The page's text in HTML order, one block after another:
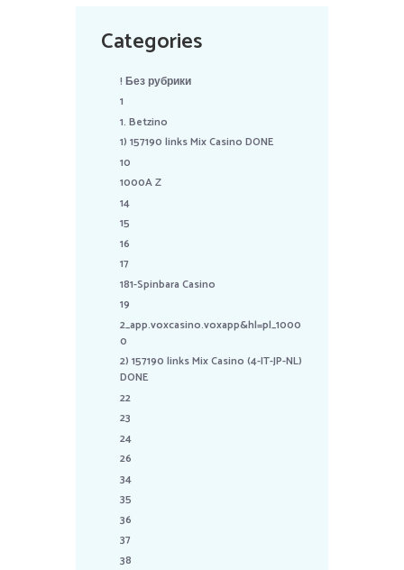
Categories
! Без рубрики
1
1. Betzino
1) 157190 links Mix Casino DONE
10
1000A Z
14
15
16
17
181-Spinbara Casino
19
2_app.voxcasino.voxapp&hl=pl_1000
0
2) 157190 links Mix Casino (4-IT-JP-NL)
DONE
22
23
24
26
34
35
36
37
38